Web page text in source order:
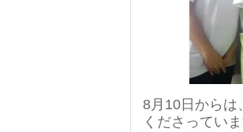
8月10日からは
くださってい